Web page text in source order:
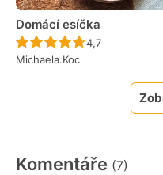
Domácí esíčka
Recept ještě
4,7
Michaela.Koc
Komentáře (7)